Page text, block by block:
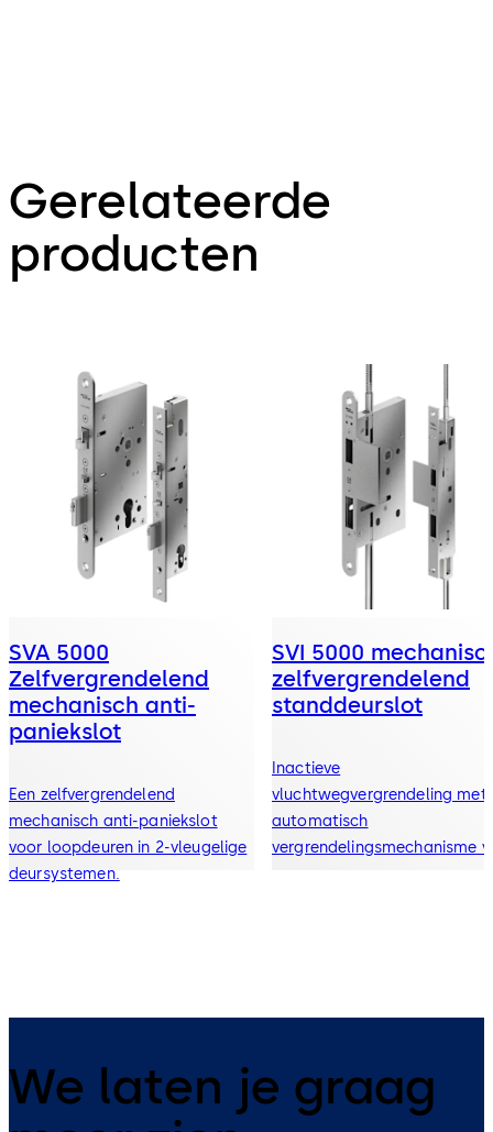
Gerelateerde
producten
SVA 5000
Zelfvergrendelend
mechanisch anti-
paniekslot
Een zelfvergrendelend
mechanisch anti-paniekslot
voor loopdeuren in 2-vleugelige
deursystemen.
SVI 5000
zelfvergrendelend
standdeurslot
Inactieve
vluchtwegvergrendeling met
automatisch
vergrendelingsmechanisme
We laten je graag